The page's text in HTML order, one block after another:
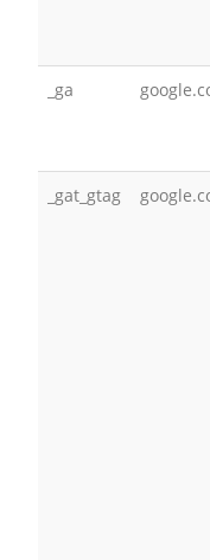
_ga
_gat_gtag